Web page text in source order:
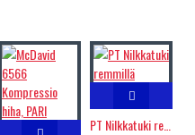
PT Nilkkatuki remmillä